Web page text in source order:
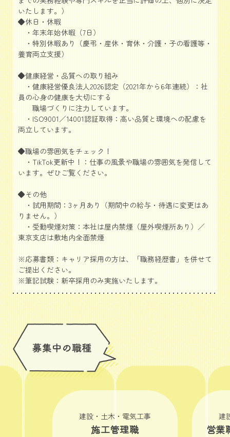
いたします。）
◆休日・休暇
・年末年始休暇（7日）
・特別休暇あり（慶弔・産休・育休・介護・子の看護等・
養育両立支援）
◆健康経営・品質への取り組み
・健康経営優良法人2026認定（2021年から6年連続）：社
員の心身の健康を大切にする
職場づくりに注力しています。
・ISO9001／14001認証取得：高い品質と環境への配慮を
両立しています。
◆職場の雰囲気をチェック！
・TikTok更新中！：仕事の風景や職場の雰囲気を発信して
います。ぜひご覧ください。
◆その他
・試用期間：3ヶ月あり（期間中の給与・待遇に変更はあ
りません。）
・受動喫煙対策：本社は屋内禁煙（屋外喫煙所あり）／
東京支店は敷地内全面禁煙
※応募書類：キャリア採用の方は、「職務経歴書」を併せて
ご提出ください。
※筆記試験：新卒採用のみ実施いたします。
建設・土木・電気工事
施工管理職
建
営業